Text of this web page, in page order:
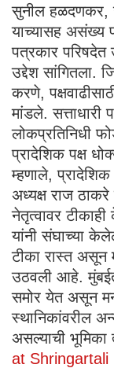
सुनील हळदणकर,
याच्यासह असंख्य
पत्रकार परिषदेत
उद्देश सांगितला.
करणे,
मांडले.
लोकप्रतिनिधी
प्रादेशिक पक्ष
म्हणाले,
अध्यक्ष राज ठाकरे
नेतृत्वावर
यांनी संघाच्या
टीका रास्त असून
उठवली आहे. मुंबईत
समोर येत असून
स्थानिकांवरील
असल्याची भूमिका
at Shringartali